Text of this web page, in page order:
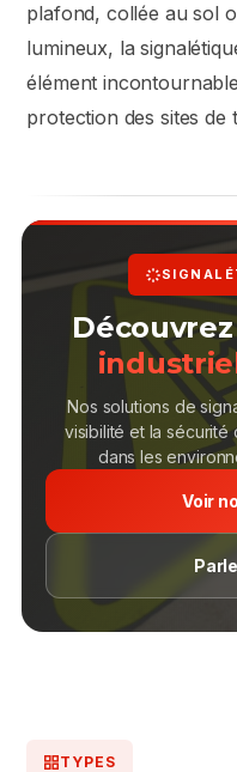
plafond, collée au sol
lumineux, la
élément
protection des sites de
Nos solutions de
visibilité et la sécurité
dans les
Voir
TYPES